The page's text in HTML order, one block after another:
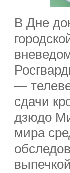
В Дне
—
сдачи
дзюдо
мира